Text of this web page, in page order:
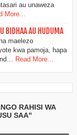
au unaweza
More...
BIDHAA AU HUDUMA
maelezo
kwa pamoja, hapa
Read More...
RAHISI WA
SAA"